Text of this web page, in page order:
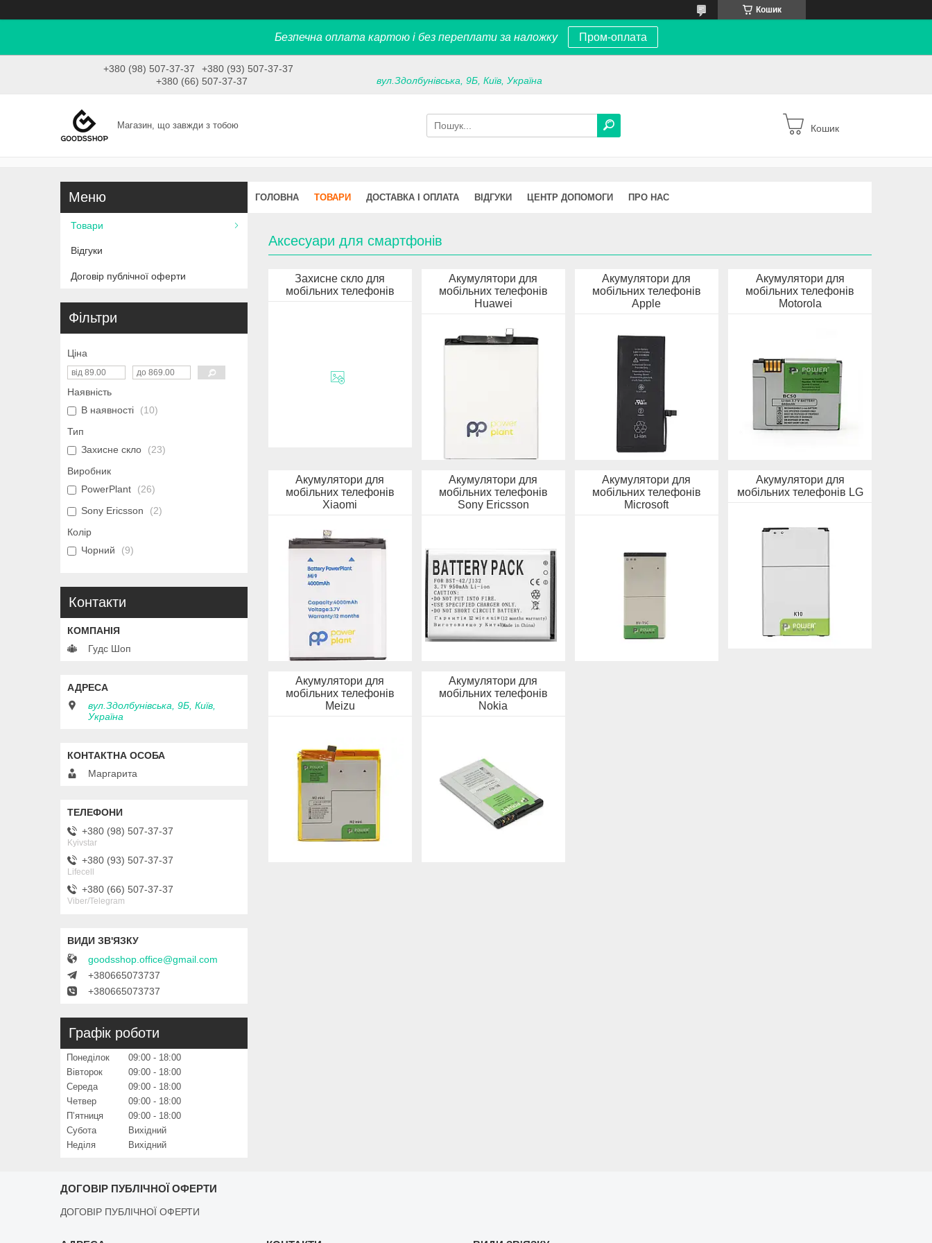
Кошик
Безпечна оплата картою і без переплати за наложку Пром-оплата
+380 (98) 507-37-37
+380 (93) 507-37-37
+380 (66) 507-37-37
вул.Здолбунівська, 9Б, Київ, Україна
Магазин, що завжди з тобою Кошик
ГОЛОВНА ТОВАРИ ДОСТАВКА І ОПЛАТА ВІДГУКИ ЦЕНТР ДОПОМОГИ ПРО НАС
Аксесуари для смартфонів
Захисне скло для
мобільних телефонів
Акумулятори для
мобільних телефонів
Huawei
Акумулятори для
мобільних телефонів
Apple
Акумулятори для
мобільних телефонів
Motorola
Акумулятори для
мобільних телефонів
Xiaomi
Акумулятори для
мобільних телефонів
Sony Ericsson
Акумулятори для
мобільних телефонів
Microsoft
Акумулятори для
мобільних телефонів LG
Акумулятори для
мобільних телефонів
Meizu
Акумулятори для
мобільних телефонів
Nokia
Товари
Відгуки
Договір публічної оферти
Фільтри
Ціна
Наявність
В наявності
10
Тип
Захисне скло
23
Виробник
PowerPlant
26
Sony Ericsson
2
Колір
Чорний
9
Контакти
Гудс Шоп
вул.Здолбунівська, 9Б, Київ,
Україна
Маргарита
+380 (98) 507-37-37
Kyivstar
+380 (93) 507-37-37
Lifecell
+380 (66) 507-37-37
Viber/Telegram
goodsshop.office@gmail.com
+380665073737
+380665073737
Графік роботи
Понеділок 09:00
18:00
Вівторок
09:00
18:00
Середа
09:00
18:00
Четвер
09:00
18:00
Пʼятниця
09:00
18:00
Субота
Вихідний
Неділя
Вихідний
ДОГОВІР ПУБЛІЧНОЇ ОФЕРТИ
ДОГОВІР ПУБЛІЧНОЇ ОФЕРТИ